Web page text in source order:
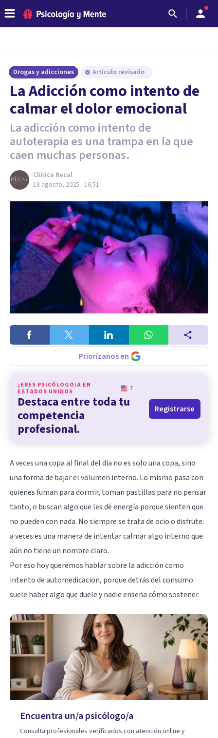
Drogas y adicciones Artículo revisado
La Adicción como intento de
calmar el dolor emocional
La adicción como intento de
autoterapia es una trampa en la que
caen muchas personas.
Clínica Recal
18 agosto, 2025 - 16:51
Priorízanos en
¿ERES PSICÓLOGO/A EN
ESTADOS UNIDOS
?
Destaca entre toda tu
competencia
profesional.
Registrarse
A veces una copa al final del día no es solo una copa, sino
una forma de bajar el volumen interno. Lo mismo pasa con
quienes fuman para dormir, toman pastillas para no pensar
tanto, o buscan algo que les dé energía porque sienten que
no pueden con nada. No siempre se trata de ocio o disfrute:
a veces es una manera de intentar calmar algo interno que
aún no tiene un nombre claro.
Por eso hoy queremos hablar sobre la adicción como
intento de automedicación, porque detrás del consumo
suele haber algo que duele y nadie enseña cómo sostener.
Encuentra un/a psicólogo/a
Consulta profesionales verificados con atención online y